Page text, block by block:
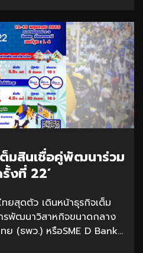
มสินเชื่อคู่พัฒนาร่วม
งที่ 22’
ยสุดตัว เดินหน้าธุรกิจเต็ม
รพัฒนาวิสาหกิจขนาดกลาง
ย (ธพว.) หรือSME D Bank...